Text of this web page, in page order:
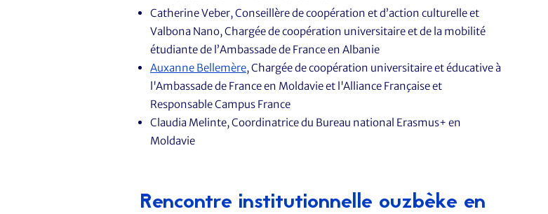
Catherine Veber, Conseillère de coopération et d’action culturelle et
Valbona Nano, Chargée de coopération universitaire et de la mobilité
étudiante de l’Ambassade de France en Albanie
Auxanne Bellemère, Chargée de coopération universitaire et éducative à
l'Ambassade de France en Moldavie et l'Alliance Française et
Responsable Campus France
Claudia Melinte, Coordinatrice du Bureau national Erasmus+ en
Moldavie
Rencontre institutionnelle ouzbèke en